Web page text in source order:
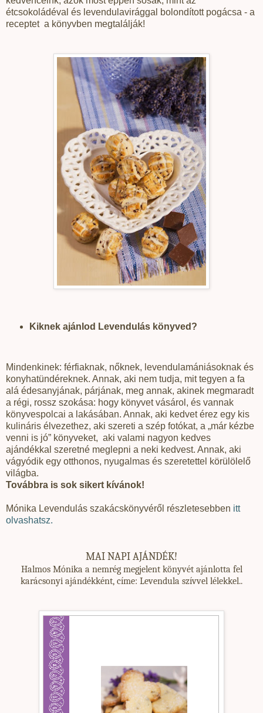
étcsokoládéval és levendulavirággal bolondított pogácsa - a
receptet a könyvben megtalálják!
Kiknek ajánlod Levendulás könyved?
Mindenkinek: férfiaknak, nőknek, levendulamániásoknak és
konyhatündéreknek. Annak, aki nem tudja, mit tegyen a fa
alá édesanyjának, párjának, meg annak, akinek megmaradt
a régi, rossz szokása: hogy könyvet vásárol, és vannak
könyvespolcai a lakásában. Annak, aki kedvet érez egy kis
kulináris élvezethez, aki szereti a szép fotókat, a „már kézbe
venni is jó” könyveket, aki valami nagyon kedves
ajándékkal szeretné meglepni a neki kedvest. Annak, aki
vágyódik egy otthonos, nyugalmas és szeretettel körülölelő
világba.
Továbbra is sok sikert kívánok!
Mónika Levendulás szakácskönyvéről részletesebben itt
olvashatsz.
MAI NAPI AJÁNDÉK!
Halmos Mónika a nemrég megjelent könyvét ajánlotta fel
karácsonyi ajándékként, címe: Levendula szívvel lélekkel..